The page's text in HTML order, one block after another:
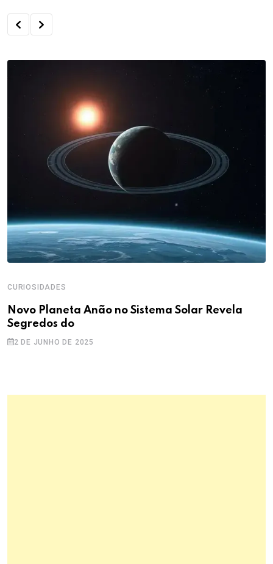
CURIOSIDADES
Novo Planeta Anão no Sistema Solar Revela
Segredos do
2 DE JUNHO DE 2025